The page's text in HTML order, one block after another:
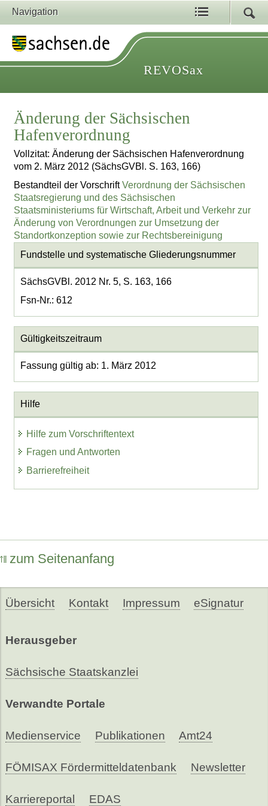
Navigation
REVOSax
Änderung der Sächsischen
Hafenverordnung
Vollzitat: Änderung der Sächsischen Hafenverordnung
vom 2. März 2012 (SächsGVBl. S. 163, 166)
Bestandteil der VorschriftVerordnung der Sächsischen
Staatsregierung und des Sächsischen
Staatsministeriums für Wirtschaft, Arbeit und Verkehr zur
Änderung von Verordnungen zur Umsetzung der
Standortkonzeption sowie zur Rechtsbereinigung
Fundstelle und systematische Gliederungsnummer
SächsGVBl. 2012 Nr. 5, S. 163, 166
Fsn-Nr.: 612
Gültigkeitszeitraum
Fassung gültig ab: 1. März 2012
Hilfe
Hilfe zum Vorschriftentext
Fragen und Antworten
Barrierefreiheit
zum Seitenanfang
Übersicht Kontakt Impressum eSignatur
Herausgeber
Sächsische Staatskanzlei
Verwandte Portale
Medienservice Publikationen Amt24
FÖMISAX Fördermitteldatenbank Newsletter
Karriereportal EDAS